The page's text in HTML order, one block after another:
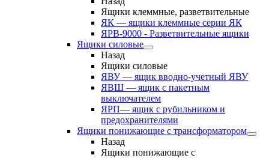
Ящики клеммные, разветвительные
ЯК — ящики клеммные серии ЯК
ЯРВ-9000 - Разветвительные ящики
Ящики силовые
Назад
Ящики силовые
ЯВУ — ящик вводно-учетный ЯВУ
ЯВШ — ящик с пакетным
выключателем
ЯРП— ящик с рубильником и
предохранителями
Ящики понижающие с трансформатором
Назад
Ящики понижающие с